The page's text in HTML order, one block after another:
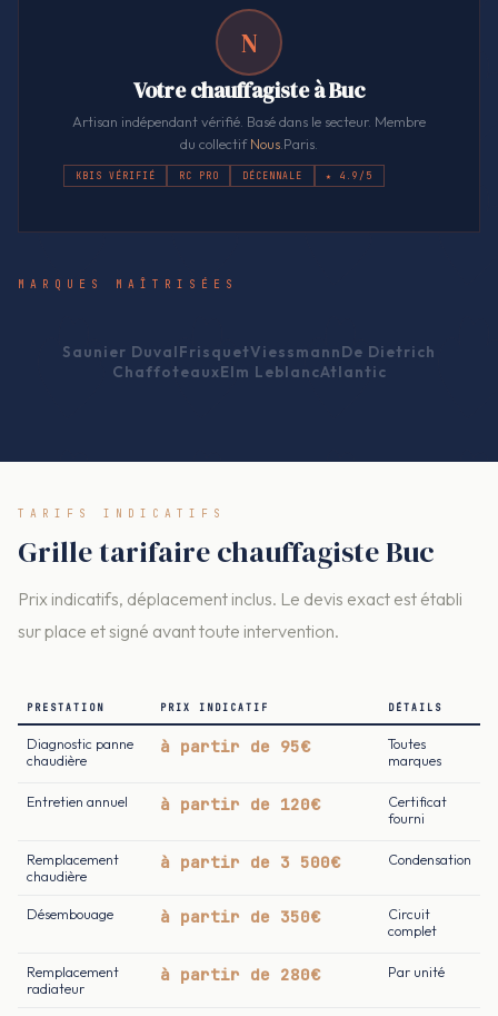
N
Votre chauffagiste à Buc
Artisan indépendant vérifié. Basé dans le secteur. Membre
du collectifNous .Paris.
KBIS VÉRIFIÉ RC PRO DÉCENNALE ★ 4.9/5
MARQUES MAÎTRISÉES
Saunier DuvalFrisquetViessmannDe Dietrich
ChaffoteauxElm LeblancAtlantic
TARIFS INDICATIFS
Grille tarifaire chauffagiste Buc
Prix indicatifs, déplacement inclus. Le devis exact est établi
sur place et signé avant toute intervention.
PRESTATION PRIX INDICATIF DÉTAILS
Diagnostic panne
chaudière
à partir de 95€
Toutes
marques
Entretien annuel à partir de 120€
Certificat
fourni
Remplacement
chaudière
à partir de 3 500€ Condensation
Désembouage à partir de 350€
Circuit
complet
Remplacement
radiateur
à partir de 280€ Par unité